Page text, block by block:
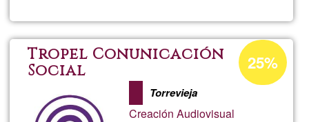
JL
Tropel Conunicación
Social
Torrevieja
Creación Audiovisual
Acceptance
percentage
25%